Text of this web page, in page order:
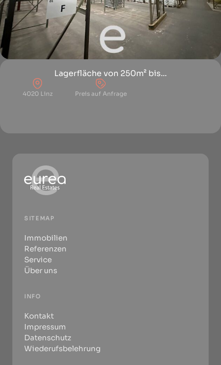
Lagerfläche von 250m² bis...
4020 Linz Preis auf Anfrage
SITEMAP
Immobilien
Referenzen
Service
Über uns
INFO
Kontakt
Impressum
Datenschutz
Wiederufsbelehrung